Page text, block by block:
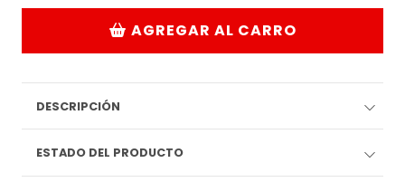
AGREGAR AL CARRO
DESCRIPCIÓN
ESTADO DEL PRODUCTO